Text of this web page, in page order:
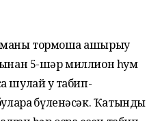
тормошҡа ашырыу
5-шәр миллион һум
шулай уҡ табип-
бүленәсәк. Ҡатынды